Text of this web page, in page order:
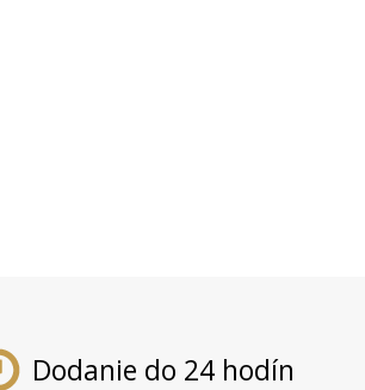
Dodanie do 24 hodín